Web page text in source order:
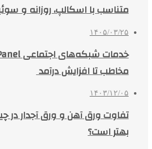
متناسب با اسکالپ، روزانه و
۱۴۰۵/۰۳/۲۵
مخاطب تا افزایش درآمد
۱۴۰۳/۱۲/۰۵
تفاوت ورق آهن و ورق آجدار در
بهتر است؟